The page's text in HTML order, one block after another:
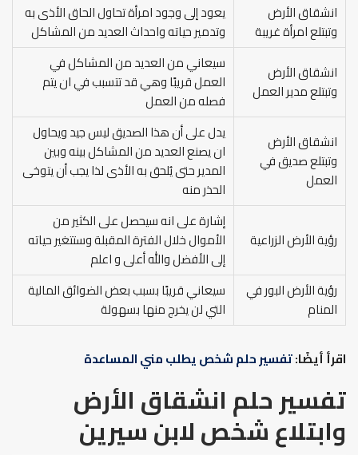
انشقاق الأرض
وتبتلع امرأة غريبة
يعود إلى وجود امرأة تحاول الحاق الأذى به
وتدمير حياته واحداث العديد من المشاكل
انشقاق الأرض
وتبتلع مدير العمل
سيعاني من العديد من المشاكل في
العمل قريبًا وهي قد تتسبب في ان يتم
فصله من العمل
انشقاق الأرض
وتبتلع صديق في
العمل
يدل على أن هذا الصديق ليس جيد ويحاول
ان يصنع العديد من المشاكل بينه وبين
المدير حتى يُلحق به الأذى لذا يجب أن يتوخى
الحذر منه
رؤية الأرض الزراعية
إشارة على انه سيحصل على الكثير من
الأموال خلال الفترة المقبلة وستتغير حياته
إلى الأفضل والله أعلى و اعلم
رؤية الأرض البور في
المنام
سيعاني قريبًا بسبب بعض الضوائق المالية
التي لن يخرج منها بسهولة
اقرأ أيضًا:تفسير حلم شخص يطلب مني المساعدة
تفسير حلم انشقاق الأرض
وابتلاع شخص لابن سيرين